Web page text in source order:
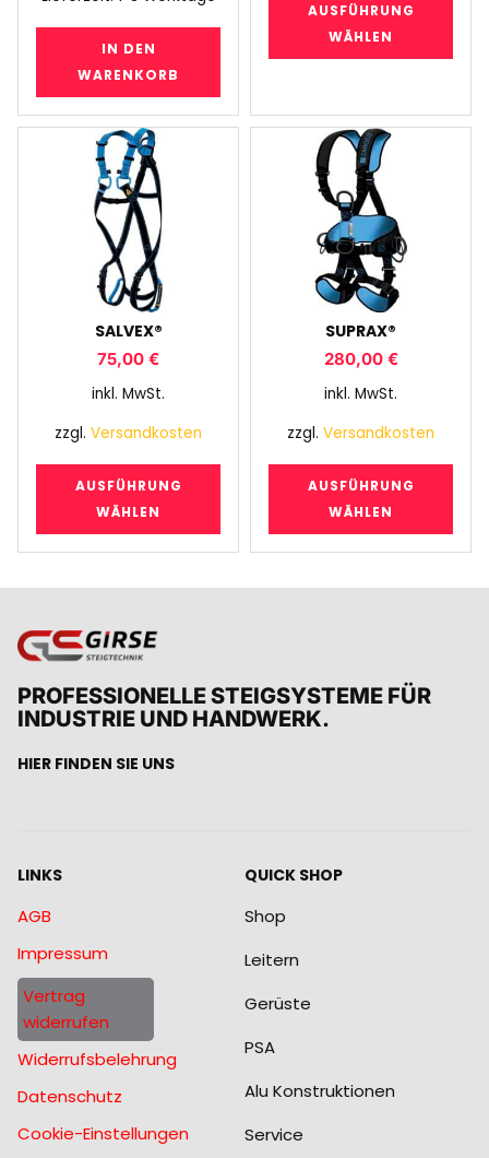
IN DEN
WARENKORB
AUSFÜHRUNG
WÄHLEN
SALVEX®
75,00 €
inkl. MwSt.
zzgl. Versandkosten
AUSFÜHRUNG
WÄHLEN
SUPRAX®
280,00 €
inkl. MwSt.
zzgl. Versandkosten
AUSFÜHRUNG
WÄHLEN
PROFESSIONELLE STEIGSYSTEME FÜR
INDUSTRIE UND HANDWERK.
HIER FINDEN SIE UNS
LINKS
AGB
Impressum
Vertrag
widerrufen
Widerrufsbelehrung
Datenschutz
Cookie-Einstellungen
QUICK SHOP
Shop
Leitern
Gerüste
PSA
Alu Konstruktionen
Service